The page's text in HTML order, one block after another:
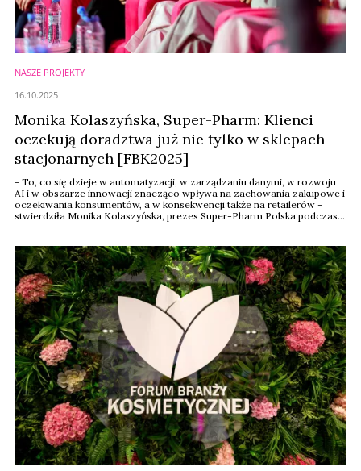
NASZE PROJEKTY
Monika Kolaszyńska, Super-Pharm: Klienci
oczekują doradztwa już nie tylko w sklepach
stacjonarnych [FBK2025]
- To, co się dzieje w automatyzacji, w zarządzaniu danymi, w rozwoju
AI i w obszarze innowacji znacząco wpływa na zachowania zakupowe i
oczekiwania konsumentów, a w konsekwencji także na retailerów -
stwierdziła Monika Kolaszyńska, prezes Super-Pharm Polska podczas
16.10.2025